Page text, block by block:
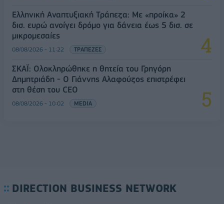
Ελληνική Αναπτυξιακή Τράπεζα: Με «προίκα» 2
δισ. ευρώ ανοίγει δρόμο για δάνεια έως 5 δισ. σε
μικρομεσαίες
08/08/2026 - 11:22 ΤΡΑΠΕΖΕΣ
ΣΚΑΪ: Ολοκληρώθηκε η θητεία του Γρηγόρη
Δημητριάδη - Ο Γιάννης Αλαφούζος επιστρέφει
στη θέση του CEO
08/08/2026 - 10:02 MEDIA
DIRECTION BUSINESS NETWORK